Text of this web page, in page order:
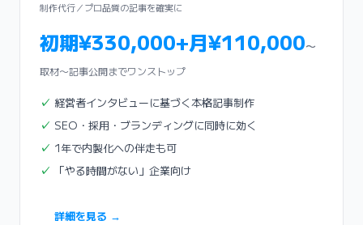
制作代行／プロ品質の記事を確実に
初期¥330,000+月¥110,000〜
取材〜記事公開までワンストップ
経営者インタビューに基づく本格記事制作
SEO・採用・ブランディングに同時に効く
1年で内製化への伴走も可
「やる時間がない」企業向け
詳細を見る →